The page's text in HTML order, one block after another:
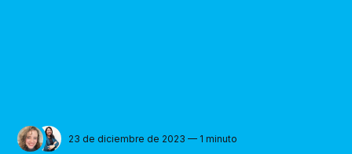
23 de diciembre de 2023 — 1 minuto